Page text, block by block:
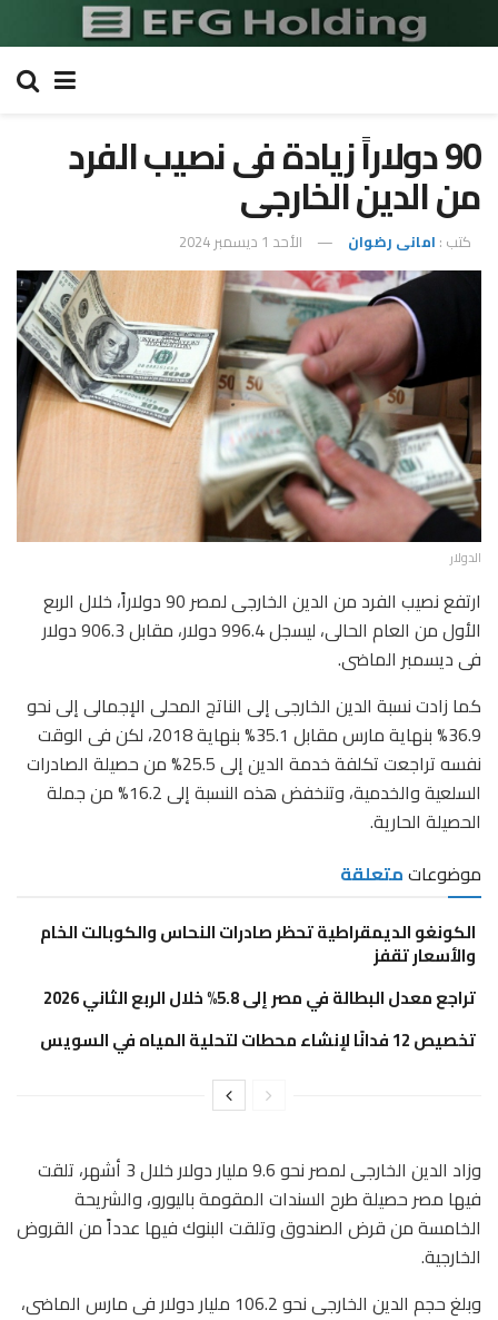
90 دولاراً زيادة فى نصيب الفرد
من الدين الخارجى
كتب : امانى رضوان الأحد 1 ديسمبر 2024
الدولار
ارتفع نصيب الفرد من الدين الخارجى لمصر 90 دولاراً، خلال الربع
الأول من العام الحالى، ليسجل 996.4 دولار، مقابل 906.3 دولار
فى ديسمبر الماضى.
كما زادت نسبة الدين الخارجى إلى الناتج المحلى الإجمالى إلى نحو
36.9% بنهاية مارس مقابل 35.1% بنهاية 2018، لكن فى الوقت
نفسه تراجعت تكلفة خدمة الدين إلى 25.5% من حصيلة الصادرات
السلعية والخدمية، وتنخفض هذه النسبة إلى 16.2% من جملة
الحصيلة الحارية.
موضوعاتمتعلقة
الكونغو الديمقراطية تحظر صادرات النحاس والكوبالت الخام
والأسعار تقفز
تراجع معدل البطالة في مصر إلى 5.8% خلال الربع الثاني 2026
تخصيص 12 فدانًا لإنشاء محطات لتحلية المياه في السويس
وزاد الدين الخارجى لمصر نحو 9.6 مليار دولار خلال 3 أشهر، تلقت
فيها مصر حصيلة طرح السندات المقومة باليورو، والشريحة
الخامسة من قرض الصندوق وتلقت البنوكفيها عدداً من القروض
الخارجية.
وبلغ حجم الدين الخارجى نحو 106.2 مليار دولار فى مارس الماضى،